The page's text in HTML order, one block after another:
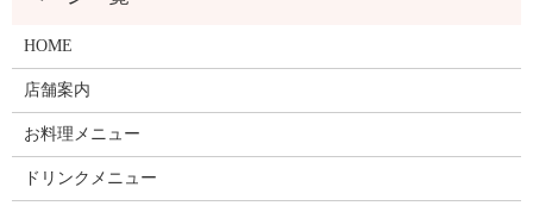
HOME
店舗案内
お料理メニュー
ドリンクメニュー